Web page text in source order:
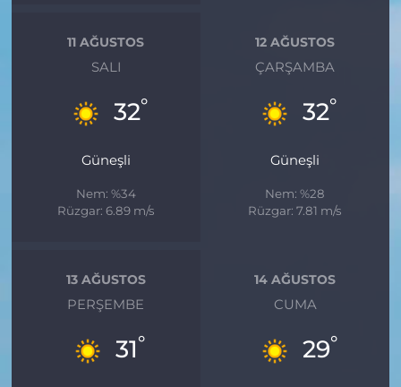
11 AĞUSTOS
SALI
32°
Güneşli
Nem: %34
Rüzgar: 6.89 m/s
12 AĞUSTOS
ÇARŞAMBA
32°
Güneşli
Nem: %28
Rüzgar: 7.81 m/s
13 AĞUSTOS
PERŞEMBE
31°
14 AĞUSTOS
CUMA
29°